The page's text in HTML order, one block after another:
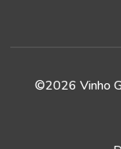
©2026 Vinho